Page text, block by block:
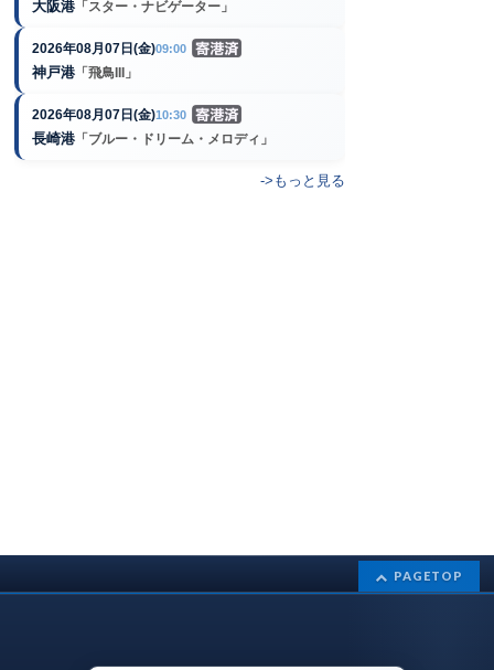
大阪港 「スター・ナビゲーター」
2026年08月07日(金)09:00
神戸港 「飛鳥III」
2026年08月07日(金)10:30
長崎港 「ブルー・ドリーム・メロディ」
->もっと見る
PAGETOP